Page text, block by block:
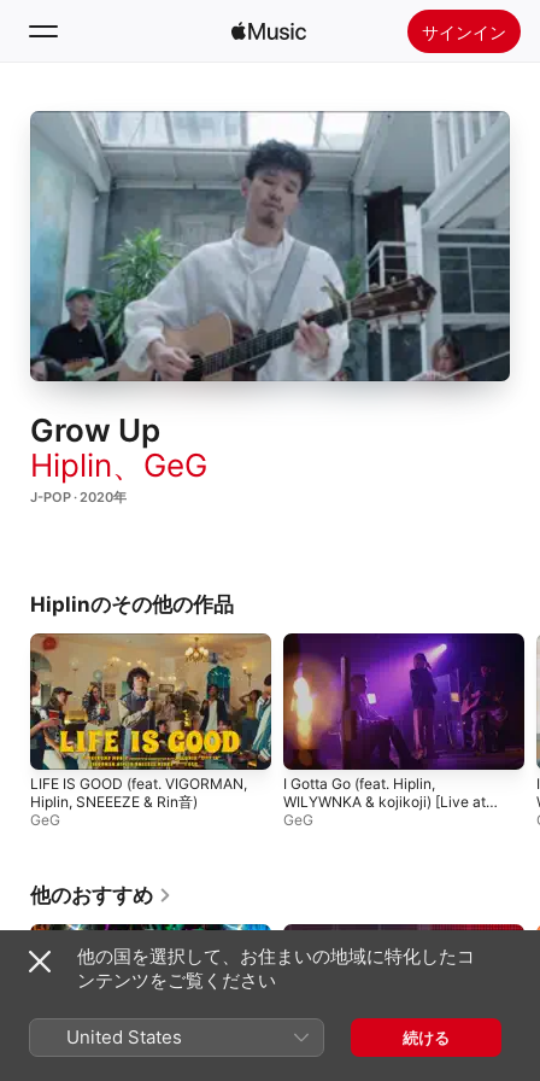
サインイン
検索
ホーム
新着おすすめ
ラジオ
Apple Musicをインストール
Grow Up
Hiplin、 GeG
J-POP · 2020年
Hiplinのその他の作品
LIFE IS GOOD (feat. VIGORMAN,
Hiplin, SNEEEZE & Rin音)
GeG
I Gotta Go (feat. Hiplin,
WILYWNKA & kojikoji) [Live at
Torihada Studio, 2020]
GeG
他のおすすめ
他の国を選択して、お住まいの地域に特化したコ
ンテンツをご覧ください
United States 続ける